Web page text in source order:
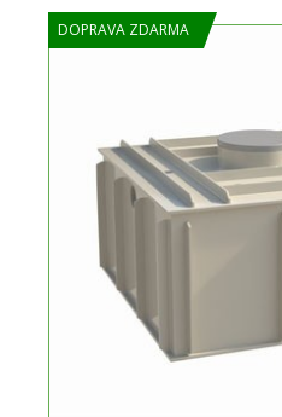
DOPRAVA ZDARMA